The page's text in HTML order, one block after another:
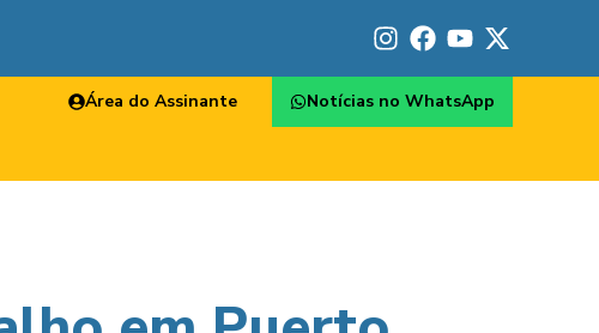
Área do Assinante Notícias no WhatsApp